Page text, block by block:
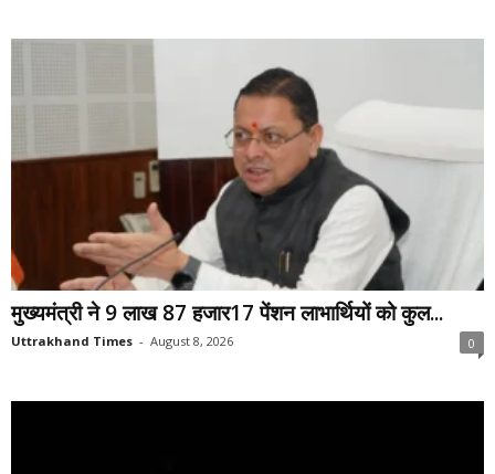
मुख्यमंत्री ने 9 लाख 87 हजार17 पेंशन लाभार्थियों को कुल...
Uttrakhand Times - August 8, 2026 0